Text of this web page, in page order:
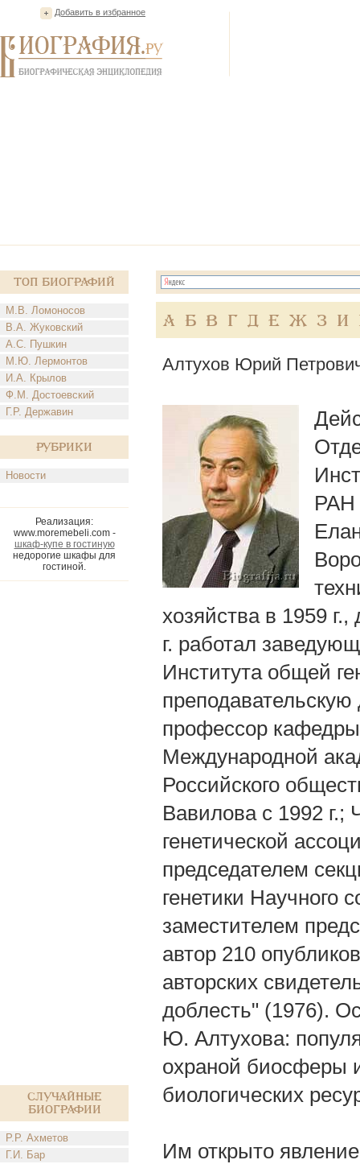
Добавить в избранное
Топ Биографий
М.В. Ломоносов
В.А. Жуковский
А.С. Пушкин
М.Ю. Лермонтов
И.А. Крылов
Ф.М. Достоевский
Г.Р. Державин
Рубрики
Новости
Реализация:
www.moremebeli.com -
шкаф-купе в гостиную
недорогие шкафы для
гостиной.
Случайные
биографии
Р.Р. Ахметов
Г.И. Бар
А Б В Г Д Е Ж З И
Алтухов Юрий
РАH
хозяйства в 1959
г. работал
Института общей
профессор кафедры
Международной
Российского
Вавилова с 1992
генетической
председателем
генетики Научного
заместителем
автор 210
авторских
доблесть" (1976).
Ю. Алтухова:
охраной биосферы
биологических
Им открыто